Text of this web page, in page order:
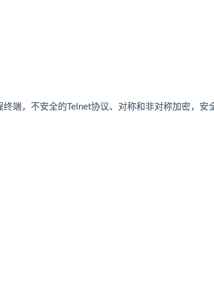
端，不安全的Telnet协议、对称和非对称加密，安